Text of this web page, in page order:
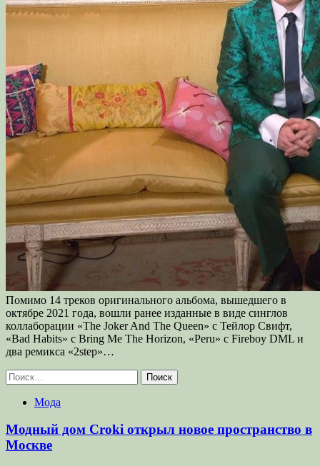
Помимо 14 треков оригинального альбома, вышедшего в
октябре 2021 года, вошли ранее изданные в виде синглов
коллаборации «The Joker And The Queen» с Тейлор Свифт,
«Bad Habits» с Bring Me The Horizon, «Peru» с Fireboy DML и
два ремикса «2step»…
Найти:
Мода
Модный дом Croki открыл новое пространство в
Москве